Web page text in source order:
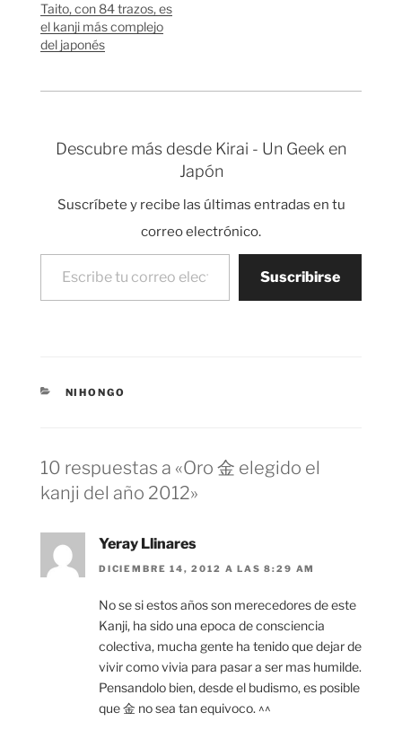
que une”,
normalmente utilizado
para hablar de la unión
Taito, con 84 trazos, es
el kanji más complejo
del japonés
Descubre más desde Kirai - Un Geek en
Japón
Suscríbete y recibe las últimas entradas en tu
correo electrónico.
Escribe tu correo electrónico…
Suscribirse
CATEGORÍAS
NIHONGO
10 respuestas a «Oro 金 elegido el
kanji del año 2012»
Yeray Llinares
DICIEMBRE 14, 2012 A LAS 8:29 AM
No se si estos años son merecedores de este
Kanji, ha sido una epoca de consciencia
colectiva, mucha gente ha tenido que dejar de
vivir como vivia para pasar a ser mas humilde.
Pensandolo bien, desde el budismo, es posible
que 金 no sea tan equivoco. ^^